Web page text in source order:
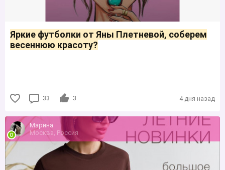
Яркие футболки от Яны Плетневой, соберем
весеннюю красоту?
33 3 4 дня назад
Марина
Москва, Россия